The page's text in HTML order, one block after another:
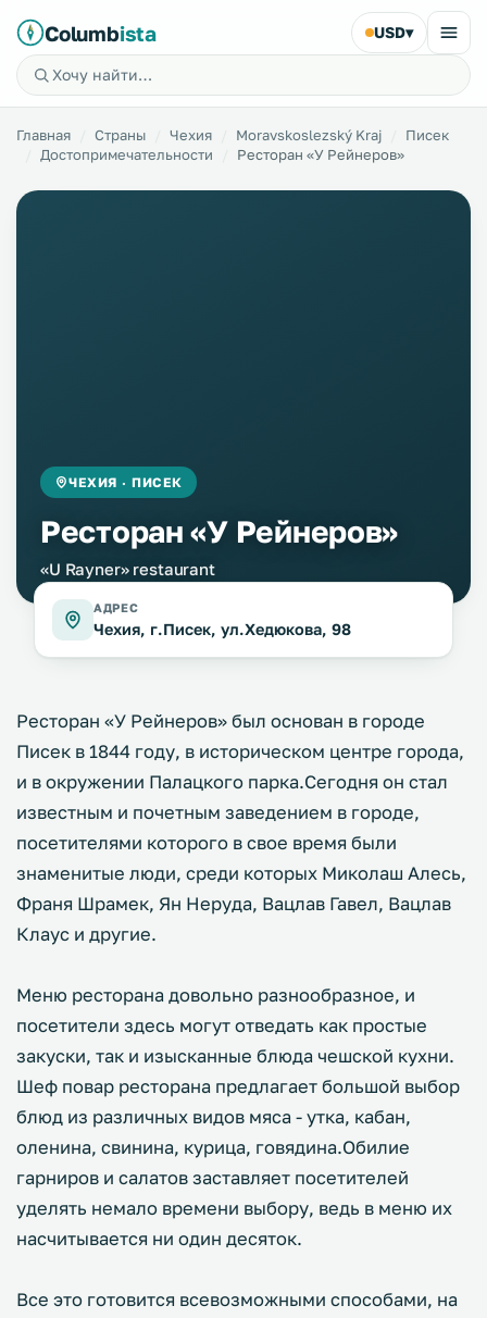
Columbista USD▾
Главная Страны Чехия Moravskoslezský Kraj
Писек
Достопримечательности
Ресторан «У Рейнеров»
ЧЕХИЯ · ПИСЕК
Ресторан «У Рейнеров»
«U Rayner» restaurant
АДРЕС
Чехия, г.Писек, ул.Хедюкова, 98
Ресторан «У Рейнеров» был основан в городе
Писек в 1844 году, в историческом центре города,
и в окружении Палацкого парка.Сегодня он стал
известным и почетным заведением в городе,
посетителями которого в свое время были
знаменитые люди, среди которых Миколаш Алесь,
Франя Шрамек, Ян Неруда, Вацлав Гавел, Вацлав
Клаус и другие.
Меню ресторана довольно разнообразное, и
посетители здесь могут отведать как простые
закуски, так и изысканные блюда чешской кухни.
Шеф повар ресторана предлагает большой выбор
блюд из различных видов мяса - утка, кабан,
оленина, свинина, курица, говядина.Обилие
гарниров и салатов заставляет посетителей
уделять немало времени выбору, ведь в меню их
насчитывается ни один десяток.
Все это готовится всевозможными способами, на